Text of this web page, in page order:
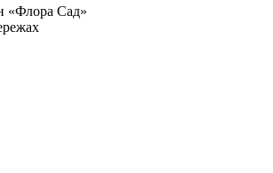
«Флора Сад»